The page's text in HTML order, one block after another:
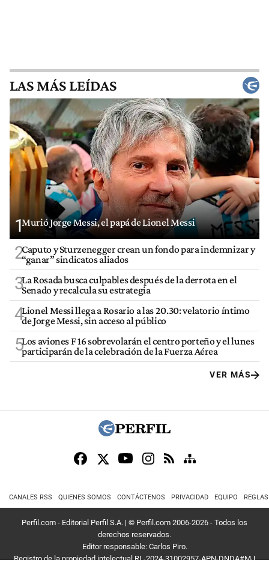
LAS MÁS LEÍDAS
1Murió Jorge Messi, el papá de Lionel Messi
2Caputo y Sturzenegger crean un fondo para indemnizar y
“ganar” sindicatos aliados
3La Rosada busca culpables después de la derrota en el
Senado y recalcula su estrategia
4Lionel Messi llega a Rosario a las 20.30: velatorio íntimo
de Jorge Messi, sin acceso al público
5Los aviones F 16 sobrevolarán el centro porteño y el lunes
participarán de la celebración de la Fuerza Aérea
VER MÁS
CANALES RSS QUIENES SOMOS CONTÁCTENOS PRIVACIDAD EQUIPO
Perfil.com - Editorial Perfil S.A. | © Perfil.com 2006-2026 - Todos los
derechos reservados.
Editor responsable: Carlos Piro.
Registro de la propiedad intelectual RL-2024-31002957-APN-DNDA#MJ